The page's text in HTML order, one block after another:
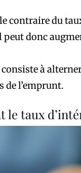
contraire du
donc
à
de l’emprunt.
le taux